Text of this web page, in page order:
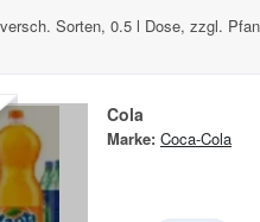
versch. Sorten, 0.5 l Dose, zzgl.
Cola
Marke: Coca-Cola